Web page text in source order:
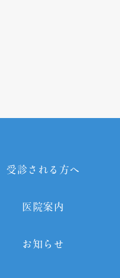
受診される方へ
医院案内
お知らせ